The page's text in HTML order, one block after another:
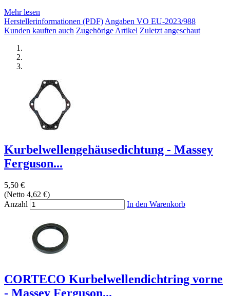
Mehr lesen
Herstellerinformationen (PDF)Angaben VO EU-2023/988
Kunden kauften auch Zugehörige Artikel Zuletzt angeschaut
Kurbelwellengehäusedichtung - Massey
Ferguson...
5,50 €
(Netto 4,62 €)
Anzahl
In den Warenkorb
CORTECO Kurbelwellendichtring vorne
- Massey Ferguson...